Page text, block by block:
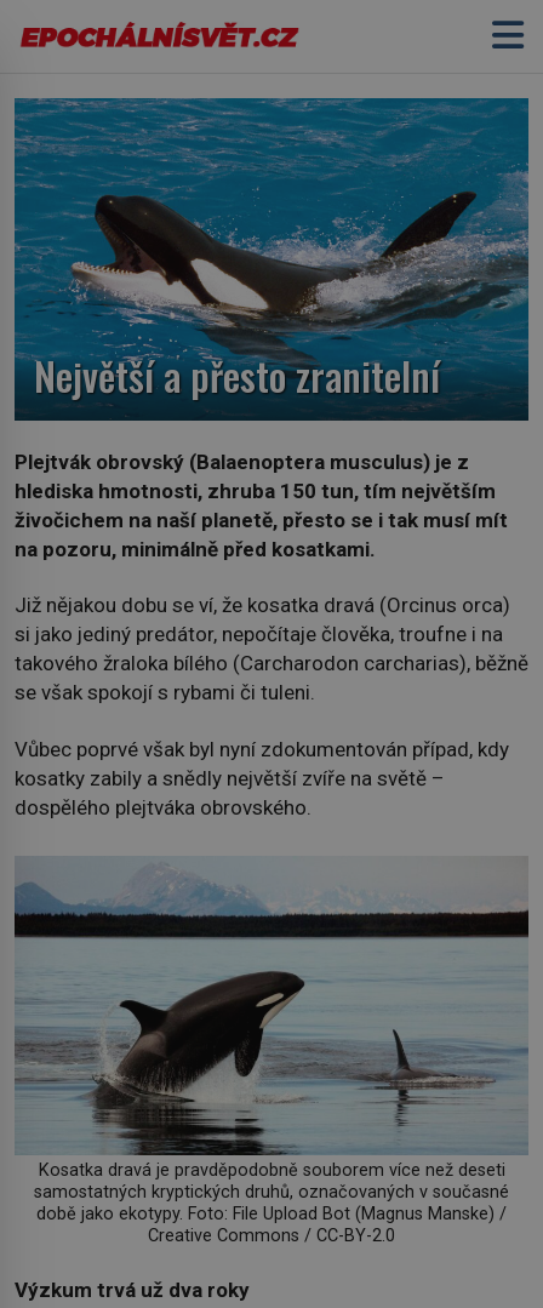
Největší a přesto zranitelní
Plejtvák obrovský (Balaenoptera musculus) je z
hlediska hmotnosti, zhruba 150 tun, tím největším
živočichem na naší planetě, přesto se i tak musí mít
na pozoru, minimálně před kosatkami.
Již nějakou dobu se ví, že kosatka dravá (Orcinus orca)
si jako jediný predátor, nepočítaje člověka, troufne i na
takového žraloka bílého (Carcharodon carcharias), běžně
se však spokojí s rybami či tuleni.
Vůbec poprvé však byl nyní zdokumentován případ, kdy
kosatky zabily a snědly největší zvíře na světě –
dospělého plejtváka obrovského.
Kosatka dravá je pravděpodobně souborem více než deseti
samostatných kryptických druhů, označovaných v současné
době jako ekotypy. Foto: File Upload Bot (Magnus Manske) /
Creative Commons / CC-BY-2.0
Výzkum trvá už dva roky